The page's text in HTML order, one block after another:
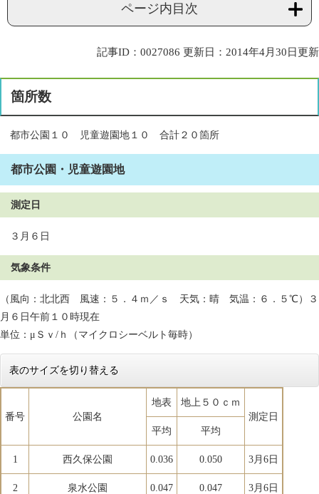
ページ内目次
記事ID：0027086 更新日：2014年4月30日更新
箇所数
都市公園１０ 児童遊園地１０ 合計２０箇所
都市公園・児童遊園地
測定日
３月６日
気象条件
（風向：北北西 風速：５．４ｍ／ｓ 天気：晴 気温：６．５℃）３
月６日午前１０時現在
単位：μＳｖ/ｈ（マイクロシーベルト毎時）
表のサイズを切り替える
番号 公園名
地表
地上５０ｃｍ
測定日
平均
平均
1 西久保公園 0.036 0.050 3月6日
2 泉水公園 0.047 0.047 3月6日